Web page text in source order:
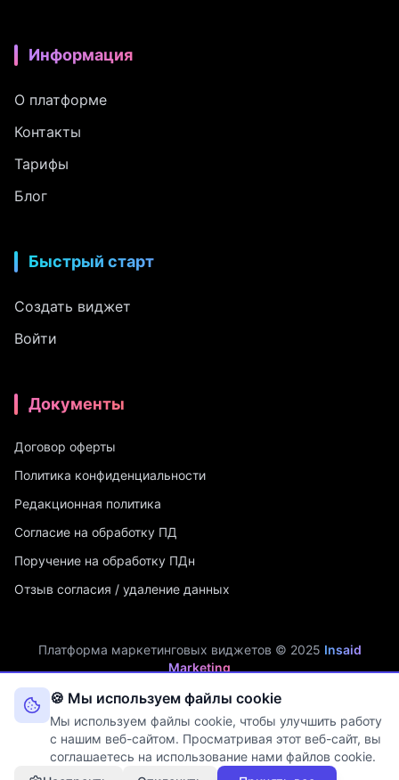
Информация
О платформе
Контакты
Тарифы
Блог
Быстрый старт
Создать виджет
Войти
Документы
Договор оферты
Политика конфиденциальности
Редакционная политика
Согласие на обработку ПД
Поручение на обработку ПДн
Отзыв согласия / удаление данных
Платформа маркетинговых виджетов © 2025 Insaid
Marketing
ИП Мухамадеев Р.А. | ИНН: 740704342750 | ОГРНИП:
321745600019048
Оператор персональных данных. Рег. № 74-25-030077 в реестре
Роскомнадзора (Приказ № 108 от 03.06.2025)
🍪 Мы используем файлы cookie
Мы используем файлы cookie, чтобы улучшить работу
с нашим веб-сайтом. Просматривая этот веб-сайт, вы
соглашаетесь на использование нами файлов cookie.